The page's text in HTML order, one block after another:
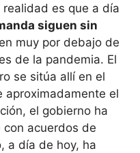
es que a día
siguen sin
muy por debajo de
de la pandemia. El
se sitúa allí en el
aproximadamente el
el gobierno ha
acuerdos de
a día de hoy, ha